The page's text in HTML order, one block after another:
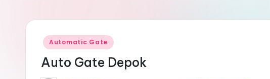
l
Posted
in
Automatic Gate
Auto Gate Depok